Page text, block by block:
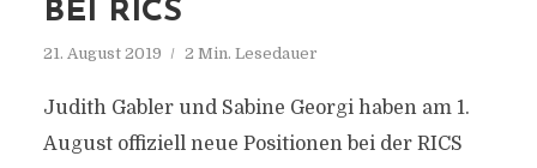
BEI RICS
21. August 2019 2 Min. Lesedauer
Judith Gabler und Sabine Georgi haben am 1.
August offiziell neue Positionen bei der RICS